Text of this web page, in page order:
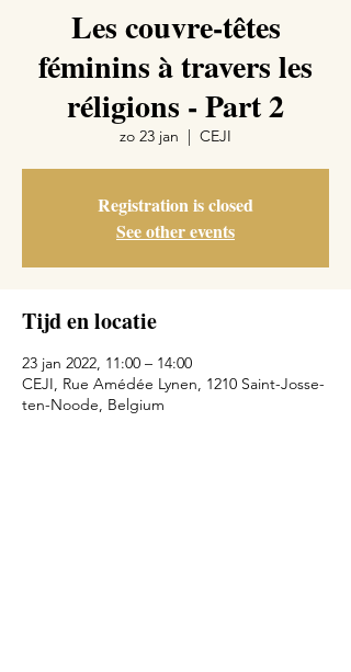
Les couvre-têtes
féminins à travers les
réligions - Part 2
zo 23 jan
  |
CEJI
Registration is closed
See other events
Tijd en locatie
23 jan 2022, 11:00 – 14:00
CEJI, Rue Amédée Lynen, 1210 Saint-Josse-
ten-Noode, Belgium